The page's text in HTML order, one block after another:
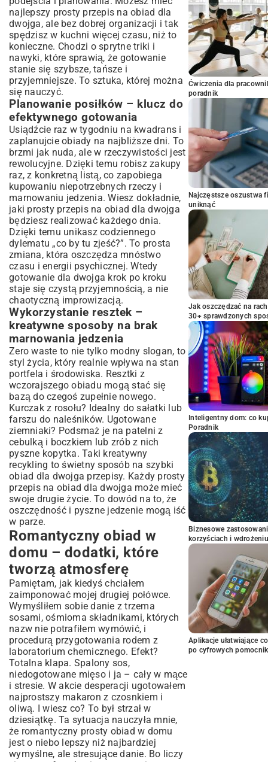
najlepszy prosty przepis na obiad dla
dwojga, ale bez dobrej organizacji i tak
spędzisz w kuchni więcej czasu, niż to
konieczne. Chodzi o sprytne triki i
nawyki, które sprawią, że gotowanie
stanie się szybsze, tańsze i
przyjemniejsze. To sztuka, której można
się nauczyć.
Planowanie posiłków – klucz do
efektywnego gotowania
Usiądźcie raz w tygodniu na kwadrans i
zaplanujcie obiady na najbliższe dni. To
brzmi jak nuda, ale w rzeczywistości jest
rewolucyjne. Dzięki temu robisz zakupy
raz, z konkretną listą, co zapobiega
kupowaniu niepotrzebnych rzeczy i
marnowaniu jedzenia. Wiesz dokładnie,
jaki prosty przepis na obiad dla dwojga
będziesz realizować każdego dnia.
Dzięki temu unikasz codziennego
dylematu „co by tu zjeść?”. To prosta
zmiana, która oszczędza mnóstwo
czasu i energii psychicznej. Wtedy
gotowanie dla dwojga krok po kroku
staje się czystą przyjemnością, a nie
chaotyczną improwizacją.
Wykorzystanie resztek –
kreatywne sposoby na brak
marnowania jedzenia
Zero waste to nie tylko modny slogan, to
styl życia, który realnie wpływa na stan
portfela i środowiska. Resztki z
wczorajszego obiadu mogą stać się
bazą do czegoś zupełnie nowego.
Kurczak z rosołu? Idealny do sałatki lub
farszu do naleśników. Ugotowane
ziemniaki? Podsmaż je na patelni z
cebulką i boczkiem lub zrób z nich
pyszne kopytka. Taki kreatywny
recykling to świetny sposób na szybki
obiad dla dwojga przepisy. Każdy prosty
przepis na obiad dla dwojga może mieć
swoje drugie życie. To dowód na to, że
oszczędność i pyszne jedzenie mogą iść
w parze.
Romantyczny obiad w
domu – dodatki, które
tworzą atmosferę
Pamiętam, jak kiedyś chciałem
zaimponować mojej drugiej połówce.
Wymyśliłem sobie danie z trzema
sosami, ośmioma składnikami, których
nazw nie potrafiłem wymówić, i
procedurą przygotowania rodem z
laboratorium chemicznego. Efekt?
Totalna klapa. Spalony sos,
niedogotowane mięso i ja – cały w mące
i stresie. W akcie desperacji ugotowałem
najprostszy makaron z czosnkiem i
oliwą. I wiesz co? To był strzał w
dziesiątkę. Ta sytuacja nauczyła mnie,
że romantyczny prosty obiad w domu
jest o niebo lepszy niż najbardziej
wymyślne, ale stresujące danie. Bo liczy
Ćwiczenia dla
poradnik
Najczęstsze oszustwa
uniknąć
Jak oszczędzać na
30+ sprawdzonych
Inteligentny dom: co
Poradnik
Biznesowe
korzyściach i wdrożeniu
Aplikacje ułatwiające
po cyfrowych